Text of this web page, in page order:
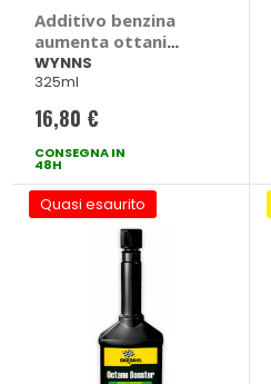
Additivo benzina
aumenta ottani
Octan 10+ - WYNNS
WYNNS
325ml
16,80 €
CONSEGNA IN
48H
Quasi esaurito